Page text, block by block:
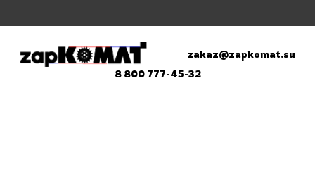
zakaz@zapkomat.su
8 800 777-45-32